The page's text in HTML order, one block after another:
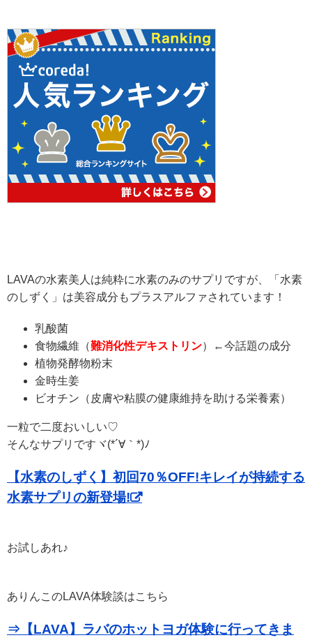
LAVAの水素美人は純粋に水素のみのサプリですが、「水素
のしずく」は美容成分もプラスアルファされています！
乳酸菌
食物繊維（難消化性デキストリン）←今話題の成分
植物発酵物粉末
金時生姜
ビオチン（皮膚や粘膜の健康維持を助ける栄養素）
一粒で二度おいしい♡
そんなサプリですヾ(*´∀｀*)ﾉ
【水素のしずく】初回70％OFF!キレイが持続する
水素サプリの新登場!
お試しあれ♪
ありんこのLAVA体験談はこちら
⇒【LAVA】ラバのホットヨガ体験に行ってきま